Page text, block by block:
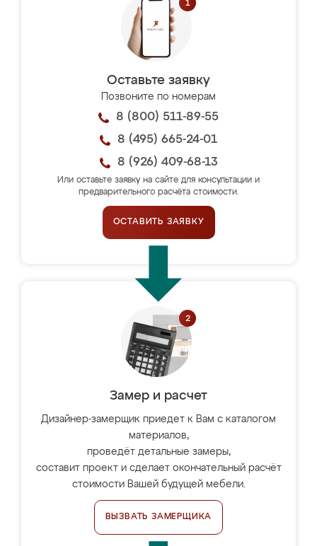
Оставьте заявку
Позвоните по номерам
8 (800) 511-89-55
8 (495) 665-24-01
8 (926) 409-68-13
Или оставьте заявку на сайте для консультации и
предварительного расчёта стоимости.
ОСТАВИТЬ ЗАЯВКУ
Замер и расчет
Дизайнер-замерщик приедет к Вам с каталогом
материалов,
проведёт детальные замеры,
составит проект и сделает окончательный расчёт
стоимости Вашей будущей мебели.
ВЫЗВАТЬ ЗАМЕРЩИКА